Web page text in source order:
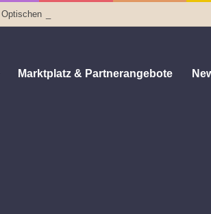
Museums
Marktplatz & Partnerangebote